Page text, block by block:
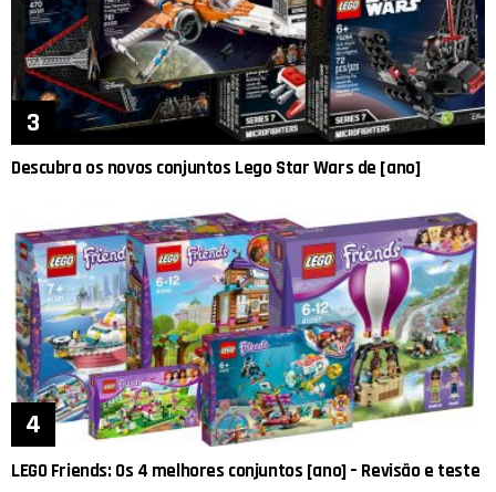
Descubra os novos conjuntos Lego Star Wars de [ano]
LEGO Friends: Os 4 melhores conjuntos [ano] – Revisão e teste